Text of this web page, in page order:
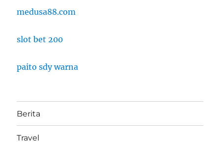
medusa88.com
slot bet 200
paito sdy warna
Berita
Travel